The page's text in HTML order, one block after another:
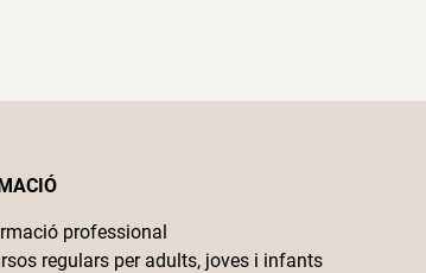
professional
regulars per adults, joves i infants